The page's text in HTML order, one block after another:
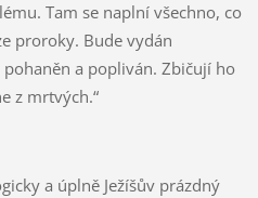
Tam se naplní všechno, co
proroky. Bude vydán
a popliván. Zbičují ho
z mrtvých.“
a úplně Ježíšův prázdný